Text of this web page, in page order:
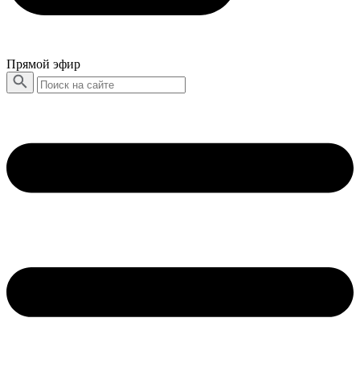
Прямой эфир